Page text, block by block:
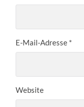
E-Mail-Adresse *
Website